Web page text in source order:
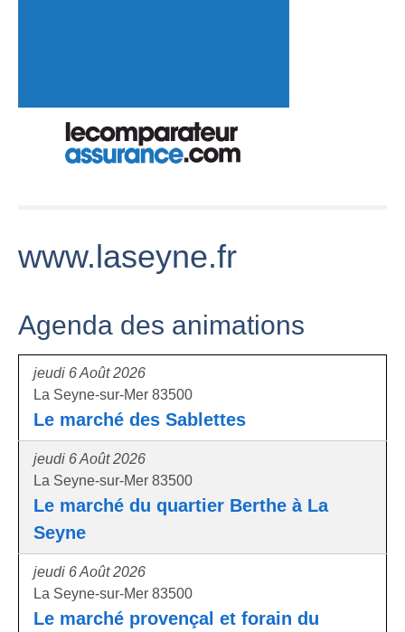
www.laseyne.fr
Agenda des animations
jeudi 6 Août 2026
La Seyne-sur-Mer 83500
Le marché des Sablettes
jeudi 6 Août 2026
La Seyne-sur-Mer 83500
Le marché du quartier Berthe à La
Seyne
jeudi 6 Août 2026
La Seyne-sur-Mer 83500
Le marché provençal et forain du